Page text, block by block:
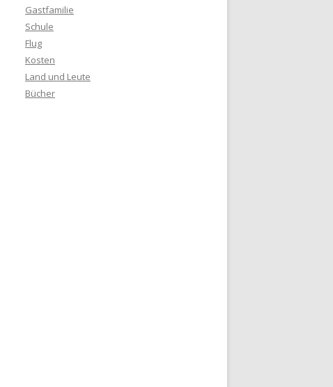
Gastfamilie
Schule
Flug
Kosten
Land und Leute
Bücher